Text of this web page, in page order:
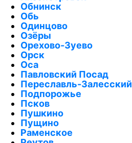
Обнинск
Обь
Одинцово
Озёры
Орехово-Зуево
Орск
Оса
Павловский Посад
Переславль-Залесский
Подпорожье
Псков
Пушкино
Пущино
Раменское